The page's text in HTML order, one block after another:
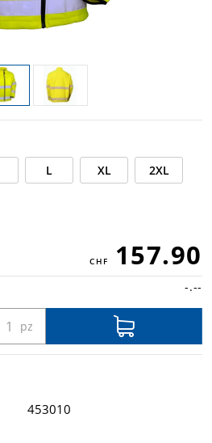
L XL 2XL
157.90
-.--
453010